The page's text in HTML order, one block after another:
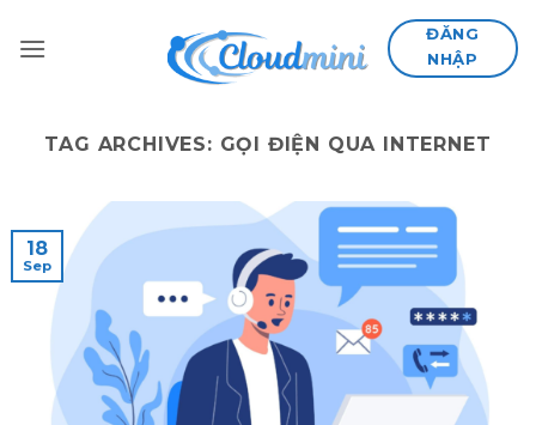
ĐĂNG
NHẬP
TAG ARCHIVES: GỌI ĐIỆN QUA INTERNET
18
Sep